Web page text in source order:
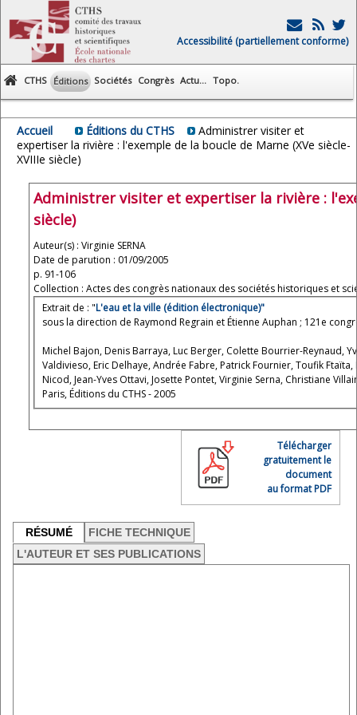
Accessibilité (partiellement conforme)
CTHS Éditions Sociétés Congrès Actu... Topo.
Accueil Éditions du CTHS
Administrer visiter et
expertiser la rivière : l'exemple de la boucle de Marne (XVe siècle-
XVIIIe siècle)
Administrer visiter et expertiser la rivière :
siècle)
Auteur(s) : Virginie SERNA
Date de parution : 01/09/2005
p. 91-106
Collection : Actes des congrès nationaux des sociétés historiques et
Extrait de : "L'eau et la ville (édition électronique)"
sous la direction de Raymond Regrain et Étienne Auphan ; 121e
Michel Bajon, Denis Barraya, Luc Berger, Colette Bourrier-Reynaud,
Valdivieso, Eric Delhaye, Andrée Fabre, Patrick Fournier, Toufik
Nicod, Jean-Yves Ottavi, Josette Pontet, Virginie Serna, Christiane
Paris, Éditions du CTHS - 2005
Télécharger
gratuitement le
document
au format PDF
RÉSUMÉ
FICHE TECHNIQUE
L'AUTEUR ET SES PUBLICATIONS